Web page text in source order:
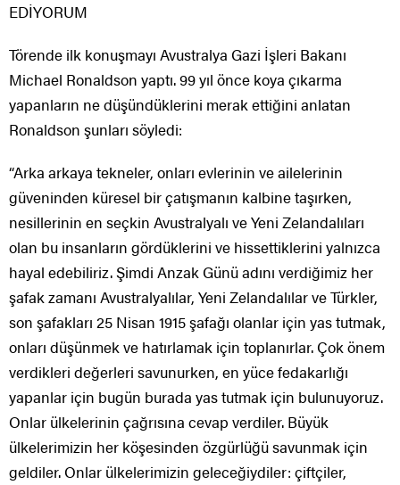
EDİYORUM
Törende ilk konuşmayı Avustralya Gazi İşleri Bakanı
Michael Ronaldson yaptı. 99 yıl önce koya çıkarma
yapanların ne düşündüklerini merak ettiğini anlatan
Ronaldson şunları söyledi:
“Arka arkaya tekneler, onları evlerinin ve ailelerinin
güveninden küresel bir çatışmanın kalbine taşırken,
nesillerinin en seçkin Avustralyalı ve Yeni Zelandalıları
olan bu insanların gördüklerini ve hissettiklerini yalnızca
hayal edebiliriz. Şimdi Anzak Günü adını verdiğimiz her
şafak zamanı Avustralyalılar, Yeni Zelandalılar ve Türkler,
son şafakları 25 Nisan 1915 şafağı olanlar için yas tutmak,
onları düşünmek ve hatırlamak için toplanırlar. Çok önem
verdikleri değerleri savunurken, en yüce fedakarlığı
yapanlar için bugün burada yas tutmak için bulunuyoruz.
Onlar ülkelerinin çağrısına cevap verdiler. Büyük
ülkelerimizin her köşesinden özgürlüğü savunmak için
geldiler. Onlar ülkelerimizin geleceğiydiler: çiftçiler,